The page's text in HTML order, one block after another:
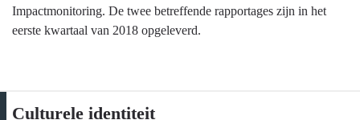
Impactmonitoring. De twee betreffende rapportages zijn in het
eerste kwartaal van 2018 opgeleverd.
Culturele identiteit